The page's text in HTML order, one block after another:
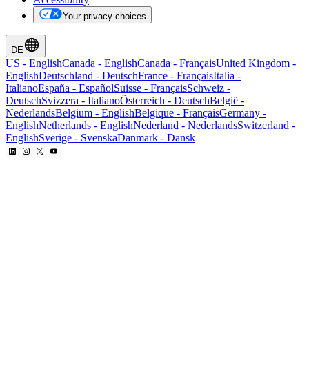
Your privacy choices
DE
US - EnglishCanada - EnglishCanada - FrançaisUnited Kingdom -
EnglishDeutschland - DeutschFrance - FrançaisItalia -
ItalianoEspaña - EspañolSuisse - FrançaisSchweiz -
DeutschSvizzera - ItalianoÖsterreich - DeutschBelgië -
NederlandsBelgium - EnglishBelgique - FrançaisGermany -
EnglishNetherlands - EnglishNederland - NederlandsSwitzerland -
EnglishSverige - SvenskaDanmark - Dansk